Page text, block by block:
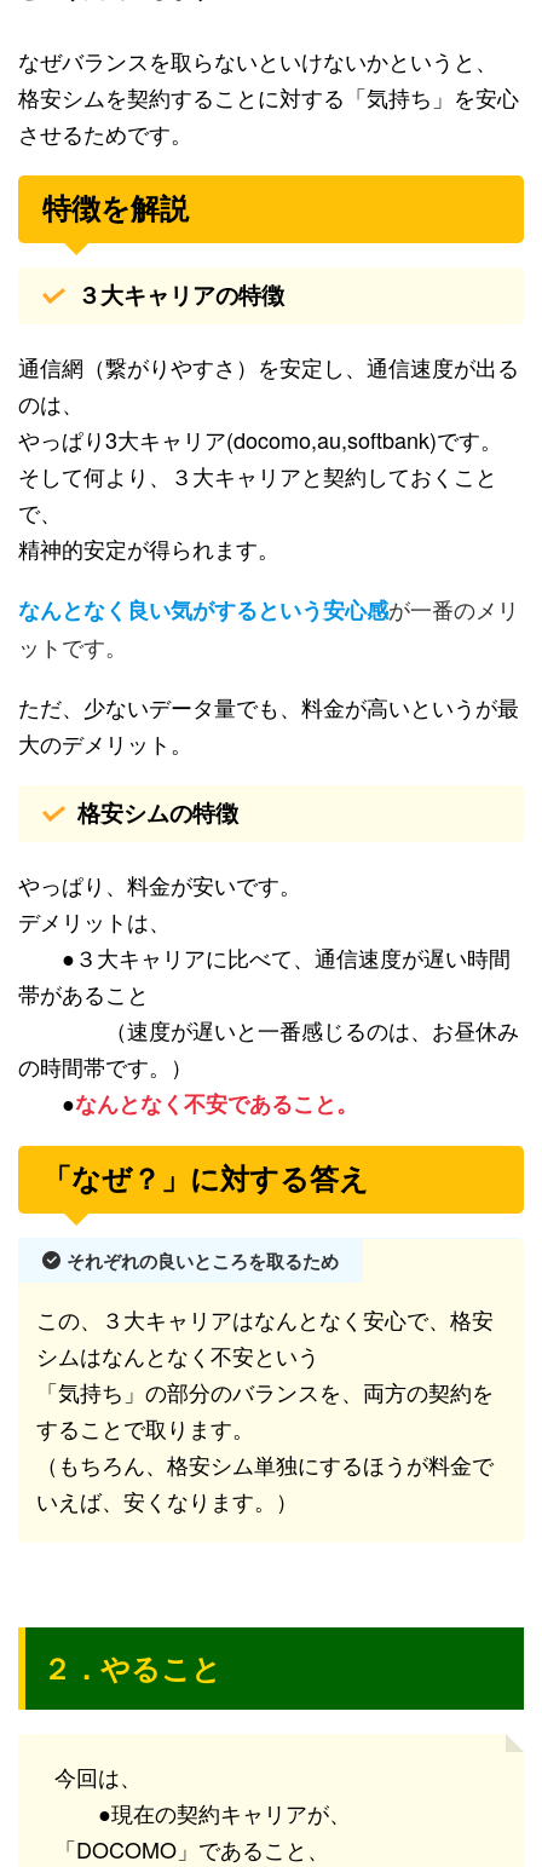
なぜバランスを取らないといけないかというと、
格安シムを契約することに対する「気持ち」を安心
させるためです。
特徴を解説
３大キャリアの特徴
通信網（繋がりやすさ）を安定し、通信速度が出る
のは、
やっぱり3大キャリア(docomo,au,softbank)です。
そして何より、３大キャリアと契約しておくこと
で、
精神的安定が得られます。
なんとなく良い気がするという安心感が一番のメリ
ットです。
ただ、少ないデータ量でも、料金が高いというが最
大のデメリット。
格安シムの特徴
やっぱり、料金が安いです。
デメリットは、
●３大キャリアに比べて、通信速度が遅い時間
帯があること
（速度が遅いと一番感じるのは、お昼休み
の時間帯です。）
●なんとなく不安であること。
「なぜ？」に対する答え
それぞれの良いところを取るため
この、３大キャリアはなんとなく安心で、格安
シムはなんとなく不安という
「気持ち」の部分のバランスを、両方の契約を
することで取ります。
（もちろん、格安シム単独にするほうが料金で
いえば、安くなります。）
２． やること
今回は、
●現在の契約キャリアが、
「DOCOMO」であること、